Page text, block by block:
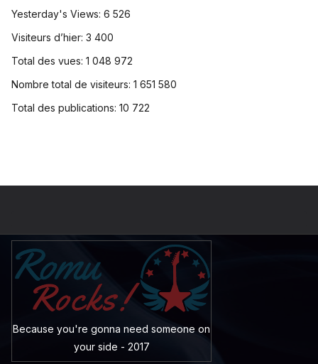
Yesterday's Views: 6 526
Visiteurs d’hier: 3 400
Total des vues: 1 048 972
Nombre total de visiteurs: 1 651 580
Total des publications: 10 722
Because you're gonna need someone on
your side - 2017